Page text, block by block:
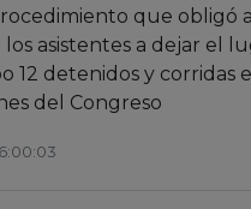
que obligó
asistentes a dejar el
12 detenidos y corridas
del Congreso